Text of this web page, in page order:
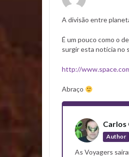
A divisão entre
É um pouco como o
surgir esta notícia no
http://
Abraço
Carlos
Author
As Voyagers